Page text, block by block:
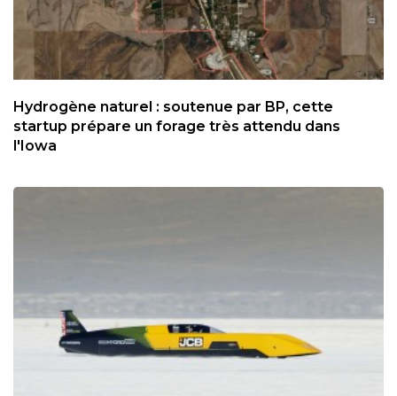
Hydrogène naturel : soutenue par BP, cette
startup prépare un forage très attendu dans
l'Iowa